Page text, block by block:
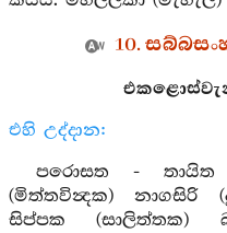
10.
එහි උද්දාන:
පරොසත -
(මිත්තවින්‍දක) නාගසිරි
සිප්පක (සාලිත්තක)